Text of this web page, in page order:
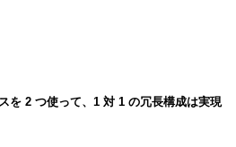
を 2 つ使って、1 対 1 の冗長構成は実現